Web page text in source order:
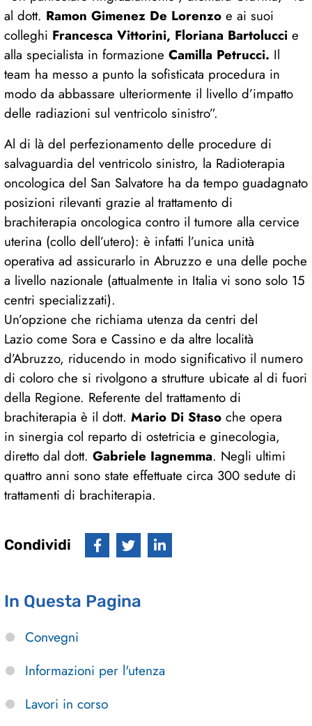
al dott. Ramon Gimenez De Lorenzo e ai suoi
colleghi Francesca Vittorini, Floriana Bartolucci e
alla specialista in formazione Camilla Petrucci. Il
team ha messo a punto la sofisticata procedura in
modo da abbassare ulteriormente il livello d’impatto
delle radiazioni sul ventricolo sinistro”.
Al di là del perfezionamento delle procedure di
salvaguardia del ventricolo sinistro, la Radioterapia
oncologica del San Salvatore ha da tempo guadagnato
posizioni rilevanti grazie al trattamento di
brachiterapia oncologica contro il tumore alla cervice
uterina (collo dell’utero): è infatti l’unica unità
operativa ad assicurarlo in Abruzzo e una delle poche
a livello nazionale (attualmente in Italia vi sono solo 15
centri specializzati).
Un’opzione che richiama utenza da centri del
Lazio come Sora e Cassino e da altre località
d’Abruzzo, riducendo in modo significativo il numero
di coloro che si rivolgono a strutture ubicate al di fuori
della Regione. Referente del trattamento di
brachiterapia è il dott. Mario Di Staso che opera
in sinergia col reparto di ostetricia e ginecologia,
diretto dal dott. Gabriele Iagnemma. Negli ultimi
quattro anni sono state effettuate circa 300 sedute di
trattamenti di brachiterapia.
Condividi
In Questa Pagina
Convegni
Informazioni per l'utenza
Lavori in corso